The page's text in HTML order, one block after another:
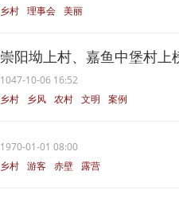
乡村 理事会 美丽
崇阳坳上村、嘉鱼中堡村上
1047-10-06 16:52
乡村
乡风 农村 文明 案例
1970-01-01 08:00
乡村 游客 赤壁 露营